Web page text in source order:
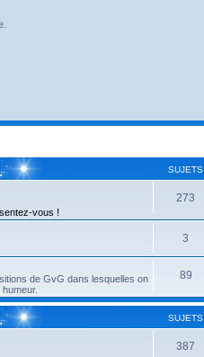
SUJETS
vous !
273
3
de GvG dans lesquelles on
89
SUJETS
387